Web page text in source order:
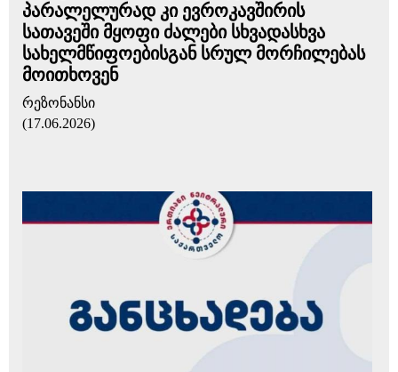
პარალელურად კი ევროკავშირის
სათავეში მყოფი ძალები სხვადასხვა
სახელმწიფოებისგან სრულ მორჩილებას
მოითხოვენ
რეზონანსი
(17.06.2026)